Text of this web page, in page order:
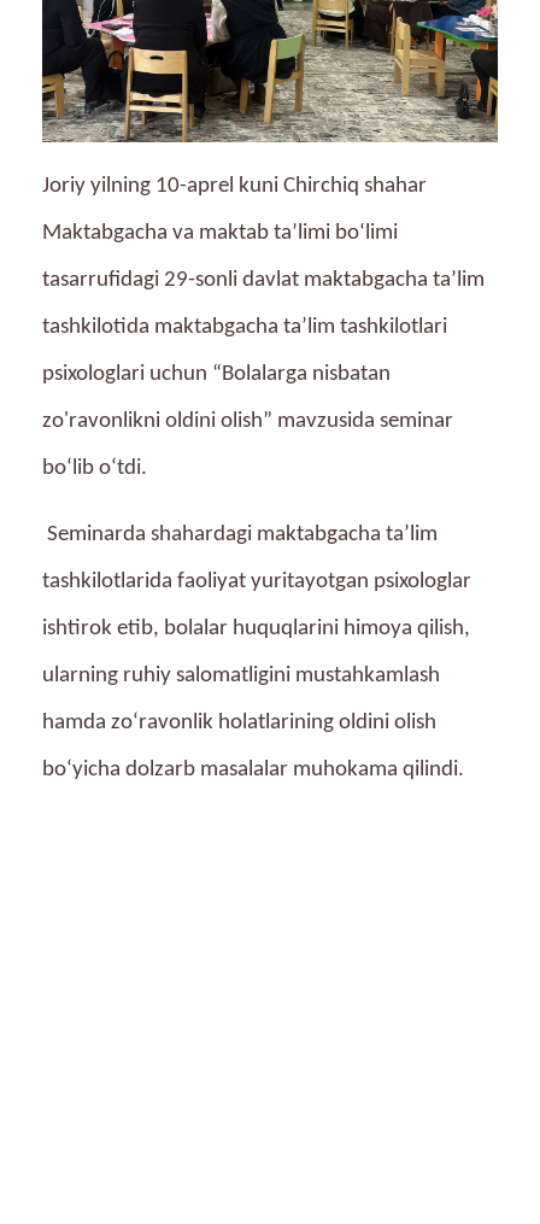
Joriy yilning 10-aprel kuni Chirchiq shahar
Maktabgacha va maktab taʼlimi boʻlimi
tasarrufidagi 29-sonli davlat maktabgacha taʼlim
tashkilotida maktabgacha ta’lim tashkilotlari
psixologlari uchun “Bolalarga nisbatan
zo'ravonlikni oldini olish” mavzusida seminar
bo‘lib o‘tdi.
Seminarda shahardagi maktabgacha ta’lim
tashkilotlarida faoliyat yuritayotgan psixologlar
ishtirok etib, bolalar huquqlarini himoya qilish,
ularning ruhiy salomatligini mustahkamlash
hamda zo‘ravonlik holatlarining oldini olish
bo‘yicha dolzarb masalalar muhokama qilindi.